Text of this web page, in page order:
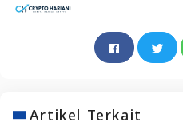
Artikel Terkait